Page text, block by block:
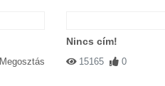
Megosztás
Nincs cím!
15165 0